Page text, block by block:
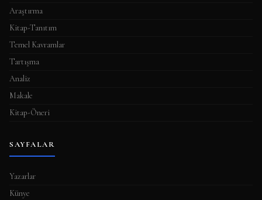
Araştırma
Kitap-Tanıtım
Temel Kavramlar
Tartışma
Analiz
Makale
Kitap-Öneri
SAYFALAR
Yazarlar
Künye